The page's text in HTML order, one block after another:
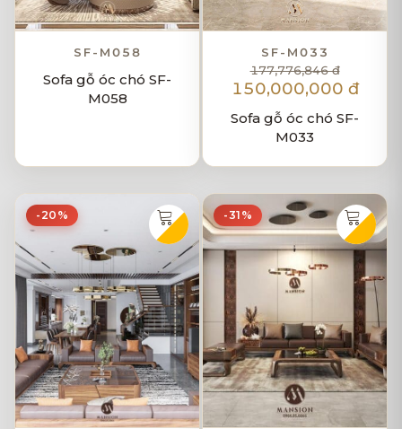
SF-M058
Sofa gỗ óc chó SF-
M058
SF-M033
177,776,846 đ
150,000,000 đ
Sofa gỗ óc chó SF-
M033
-20% -31%